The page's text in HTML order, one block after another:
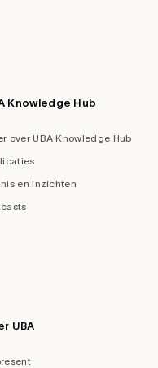
Knowledge Hub
over UBA Knowledge Hub
en inzichten
UBA